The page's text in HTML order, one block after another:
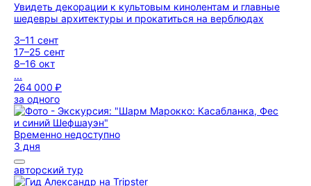
Увидеть декорации к культовым кинолентам и главные
шедевры архитектуры и прокатиться на верблюдах
3–11 сент
17–25 сент
8–16 окт
...
264 000 ₽
за одного
Временно недоступно
3 дня
авторский тур